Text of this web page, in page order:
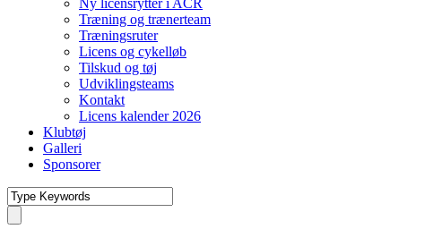
Ny licensrytter i ACR
Træning og trænerteam
Træningsruter
Licens og cykelløb
Tilskud og tøj
Udviklingsteams
Kontakt
Licens kalender 2026
Klubtøj
Galleri
Sponsorer